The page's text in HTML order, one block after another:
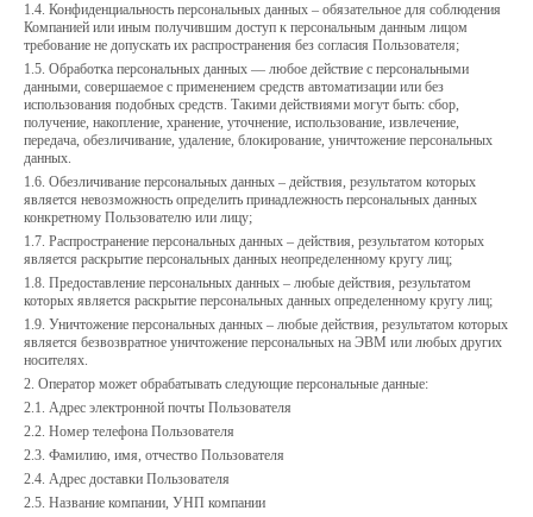
1.4. Конфиденциальность персональных данных – обязательное для соблюдения
Компанией или иным получившим доступ к персональным данным лицом
требование не допускать их распространения без согласия Пользователя;
1.5. Обработка персональных данных — любое действие с персональными
данными, совершаемое с применением средств автоматизации или без
использования подобных средств. Такими действиями могут быть: сбор,
получение, накопление, хранение, уточнение, использование, извлечение,
передача, обезличивание, удаление, блокирование, уничтожение персональных
данных.
1.6. Обезличивание персональных данных – действия, результатом которых
является невозможность определить принадлежность персональных данных
конкретному Пользователю или лицу;
1.7. Распространение персональных данных – действия, результатом которых
является раскрытие персональных данных неопределенному кругу лиц;
1.8. Предоставление персональных данных – любые действия, результатом
которых является раскрытие персональных данных определенному кругу лиц;
1.9. Уничтожение персональных данных – любые действия, результатом которых
является безвозвратное уничтожение персональных на ЭВМ или любых других
носителях.
2. Оператор может обрабатывать следующие персональные данные:
2.1. Адрес электронной почты Пользователя
2.2. Номер телефона Пользователя
2.3. Фамилию, имя, отчество Пользователя
2.4. Адрес доставки Пользователя
2.5. Название компании, УНП компании